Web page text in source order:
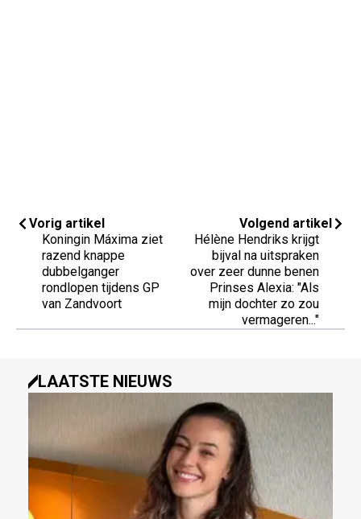
Vorig artikel
Koningin Máxima ziet
razend knappe
dubbelganger
rondlopen tijdens GP
van Zandvoort
Volgend artikel
Hélène Hendriks krijgt
bijval na uitspraken
over zeer dunne benen
Prinses Alexia: "Als
mijn dochter zo zou
vermageren..."
LAATSTE NIEUWS